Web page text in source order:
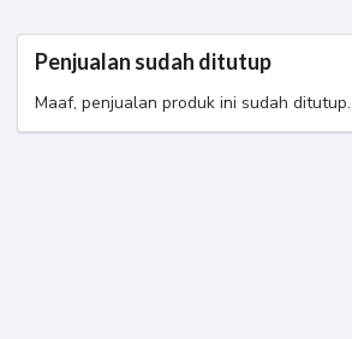
Penjualan sudah ditutup
Maaf, penjualan produk ini sudah ditutup.